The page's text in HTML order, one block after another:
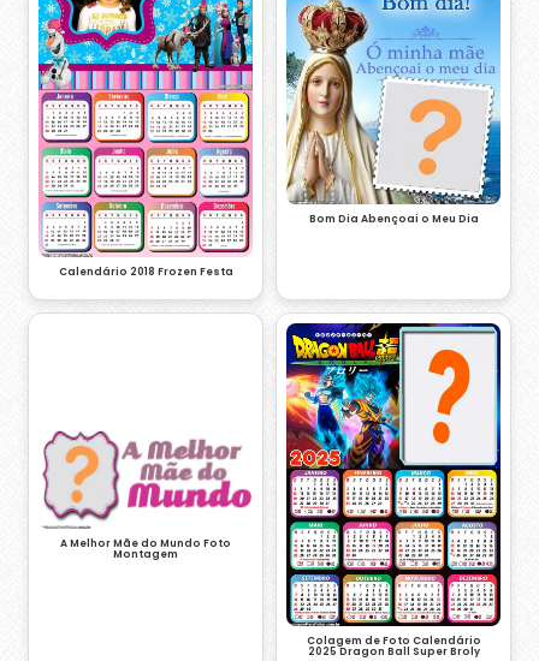
Calendário 2018 Frozen Festa
Bom Dia Abençoai o Meu Dia
A Melhor Mãe do Mundo Foto
Montagem
Colagem de Foto Calendário
2025 Dragon Ball Super Broly